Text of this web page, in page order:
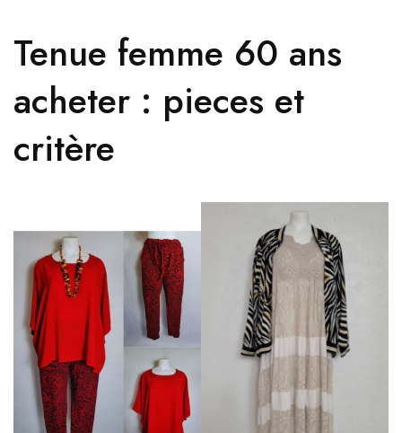
Tenue femme 60 ans
acheter : pieces et
critère